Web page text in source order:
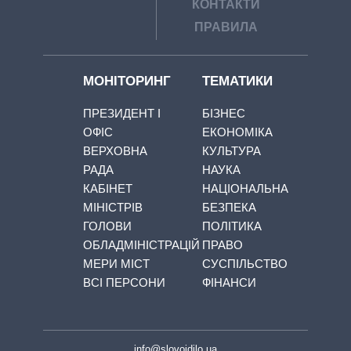
КОНТАКТИ
ПРАВИЛА
МОНІТОРИНГ
ПРЕЗИДЕНТ І
ОФІС
ВЕРХОВНА
РАДА
КАБІНЕТ
МІНІСТРІВ
ГОЛОВИ
ОБЛАДМІНІСТРАЦІЙ
МЕРИ МІСТ
ВСІ ПЕРСОНИ
ТЕМАТИКИ
БІЗНЕС
ЕКОНОМІКА
КУЛЬТУРА
НАУКА
НАЦІОНАЛЬНА
БЕЗПЕКА
ПОЛІТИКА
ПРАВО
СУСПІЛЬСТВО
ФІНАНСИ